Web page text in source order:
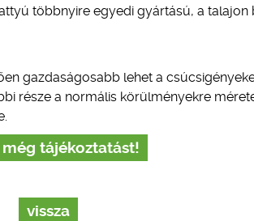
többnyire egyedi gyártású, a
gazdaságosabb lehet a
része a normális körülményekre
még tájékoztatást!
vissza